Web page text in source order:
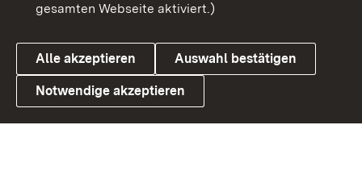
Link zum Landesportal
Cookies
gesamten Webseite aktiviert.)
Alle akzeptieren Auswahl bestätigen
Notwendige akzeptieren